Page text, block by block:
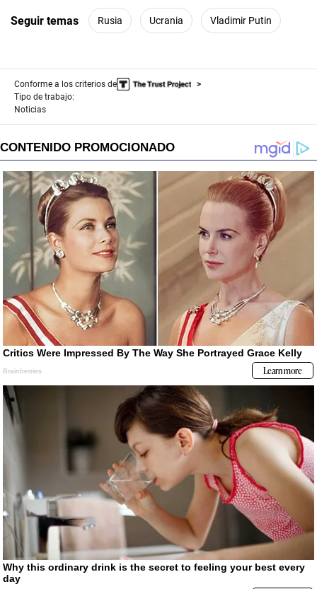
Seguir temas Rusia Ucrania Vladimir Putin
Conforme a los criterios de
Tipo de trabajo:
Noticias